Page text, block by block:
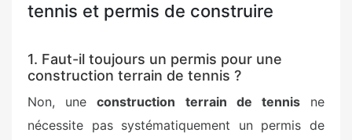
tennis et permis de construire
1. Faut-il toujours un permis pour une
construction terrain de tennis ?
Non, uneconstruction terrain de tennisne
nécessite pas systématiquement un permis de